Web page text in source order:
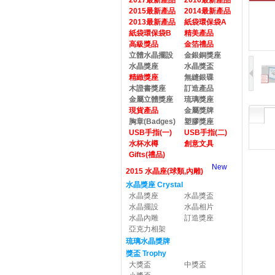
2015最新產品
2014最新產品
2013最新產品
紙袋環保袋A
紙袋環保袋B
精美產品
高級獎品
金箔禮品
立體水晶擺設
金銀銅獎座
水晶獎座
水晶獎盃
精緻獎座
無縫銀碟
木證書獎座
訂造產品
金屬立體獎座
琉璃獎座
現貨產品
金屬獎牌
胸章(Badges)
塑膠獎座
USB手指(一)
USB手指(二)
水杯水樽
創意文具
Gifts(禮品)
2015 水晶座(球類,內雕)
New
水晶獎座 Crystal
水晶獎座
水晶獎盃
水晶擺設
水晶相片
水晶內雕
訂造獎座
亞克力相架
琉璃水晶獎牌
獎盃 Trophy
大獎盃
中獎盃